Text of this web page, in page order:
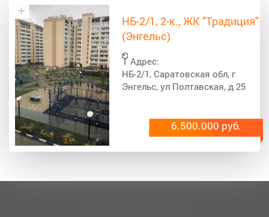
НБ-2/1, 2-к., ЖК "Традиция"
(Энгельс)
Адрес:
НБ-2/1, Саратовская обл, г
Энгельс, ул Полтавская, д 25
6.500.000 руб.